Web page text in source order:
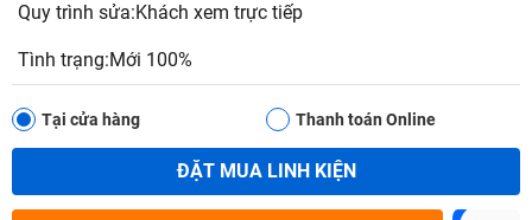
Quy trình sửa:Khách xem trực tiếp
Tình trạng:Mới 100%
Tại cửa hàng Thanh toán Online
ĐẶT MUA LINH KIỆN